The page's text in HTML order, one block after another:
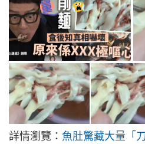
詳情瀏覽： 魚肚驚藏大量「